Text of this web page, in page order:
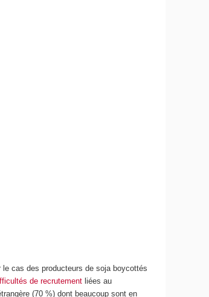
le cas des producteurs de soja boycottés
de recrutement liées au
(70 %) dont beaucoup sont en